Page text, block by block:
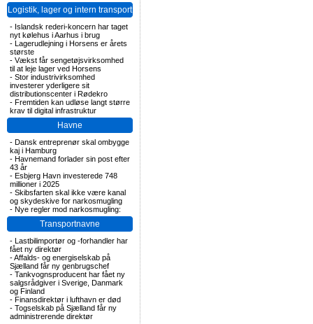
Logistik, lager og intern transport
- Islandsk rederi-koncern har taget
nyt kølehus i Aarhus i brug
- Lagerudlejning i Horsens er årets
største
- Vækst får sengetøjsvirksomhed
til at leje lager ved Horsens
- Stor industrivirksomhed
investerer yderligere sit
distributionscenter i Rødekro
- Fremtiden kan udløse langt større
krav til digital infrastruktur
Havne
- Dansk entreprenør skal ombygge
kaj i Hamburg
- Havnemand forlader sin post efter
43 år
- Esbjerg Havn investerede 748
millioner i 2025
- Skibsfarten skal ikke være kanal
og skydeskive for narkosmugling
- Nye regler mod narkosmugling:
Transportnavne
- Lastbilimportør og -forhandler har
fået ny direktør
-Affalds- og energiselskab på
Sjælland får ny genbrugschef
- Tankvognsproducent har fået ny
salgsrådgiver i Sverige, Danmark
og Finland
- Finansdirektør i lufthavn er død
- Togselskab på Sjælland får ny
administrerende direktør